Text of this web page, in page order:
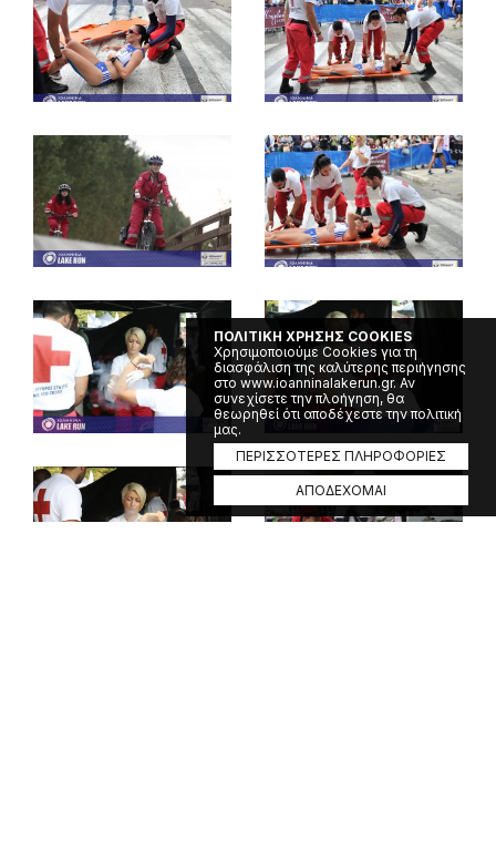
ΠΟΛΙΤΙΚΗ ΧΡΗΣΗΣ COOKIES
Χρησιμοποιούμε Cookies για τη
διασφάλιση της καλύτερης περιήγησης
στο www.ioanninalakerun.gr. Αν
συνεχίσετε την πλοήγηση, θα
θεωρηθεί ότι αποδέχεστε την πολιτική
μας.
ΠΕΡΙΣΣΟΤΕΡΕΣ ΠΛΗΡΟΦΟΡΙΕΣ
ΑΠΟΔΕΧΟΜΑΙ